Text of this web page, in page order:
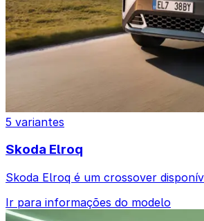
5 variantes
Skoda Elroq
Skoda Elroq é um crossover
Ir para informações do modelo